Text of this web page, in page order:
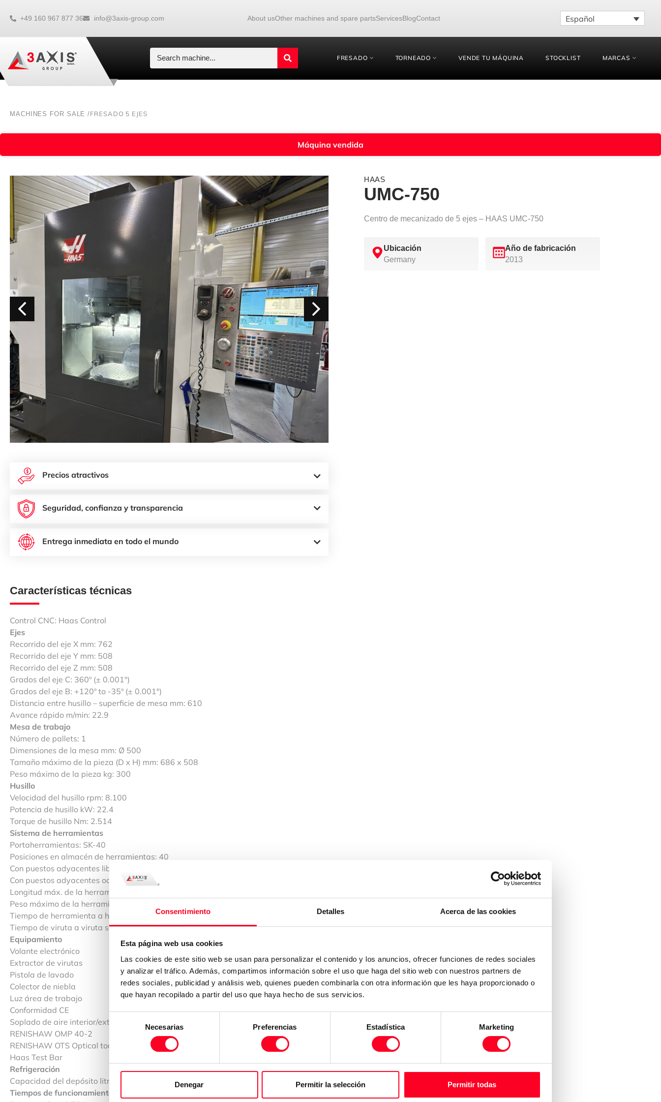
Consentimiento Detalles Acerca de las cookies
Esta página web usa cookies
Las cookies de este sitio web se usan para personalizar el contenido y los anuncios, ofrecer funciones de redes sociales
y analizar el tráfico. Además, compartimos información sobre el uso que haga del sitio web con nuestros partners de
redes sociales, publicidad y análisis web, quienes pueden combinarla con otra información que les haya proporcionado o
que hayan recopilado a partir del uso que haya hecho de sus servicios.
consentimiento
Necesarias Preferencias Estadística Marketing
Denegar Permitir la selección Permitir todas
+49 160 967 877 36 info@3axis-group.com About usOther machines and spare partsServicesBlogContact Español
FRESADO TORNEADO VENDE TU MÁQUINA STOCKLIST MARCAS
MACHINES FOR SALE /FRESADO 5 EJES
Máquina vendida
Precios atractivos
Seguridad, confianza y transparencia
Entrega inmediata en todo el mundo
Características técnicas
Control CNC: Haas Control
Ejes
Recorrido del eje X mm: 762
Recorrido del eje Y mm: 508
Recorrido del eje Z mm: 508
Grados del eje C: 360º (± 0.001°)
Grados del eje B: +120º to -35º (± 0.001°)
Distancia entre husillo – superficie de mesa mm: 610
Avance rápido m/min: 22.9
Mesa de trabajo
Número de pallets: 1
Dimensiones de la mesa mm: Ø 500
Tamaño máximo de la pieza (D x H) mm: 686 x 508
Peso máximo de la pieza kg: 300
Husillo
Velocidad del husillo rpm: 8.100
Potencia de husillo kW: 22.4
Torque de husillo Nm: 2.514
Sistema de herramientas
Portaherramientas: SK-40
Posiciones en almacén de herramientas: 40
Con puestos adyacentes libres mm: 127
Con puestos adyacentes ocupados mm: 64
Longitud máx. de la herramienta mm: 305
Peso máximo de la herramienta kg: 5.4
Tiempo de herramienta a herramienta s: 2.8
Tiempo de viruta a viruta s: 3.6
Equipamiento
Volante electrónico
Extractor de virutas
Pistola de lavado
Colector de niebla
Luz área de trabajo
Conformidad CE
Soplado de aire interior/exterior
RENISHAW OMP 40-2
RENISHAW OTS Optical tool setter
Haas Test Bar
Refrigeración
Capacidad del depósito litros: 208 L
Tiempos de funcionamiento de la máquina
HAAS
UMC-750
Centro de mecanizado de 5 ejes – HAAS UMC-750
Ubicación
Germany
Año de fabricación
2013